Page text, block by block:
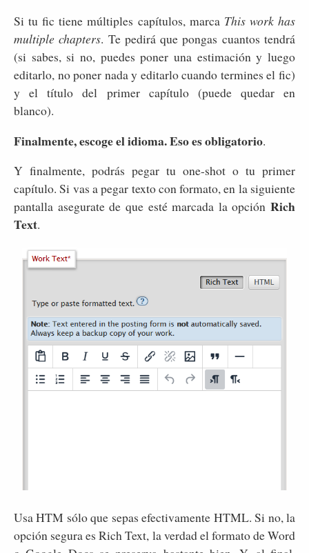
Si tu fic tiene múltiples capítulos, marca This work has
multiple chapters. Te pedirá que pongas cuantos tendrá
(si sabes, si no, puedes poner una estimación y luego
editarlo, no poner nada y editarlo cuando termines el fic)
y el título del primer capítulo (puede quedar en
blanco).
Finalmente, escoge el idioma. Eso es obligatorio.
Y finalmente, podrás pegar tu one-shot o tu primer
capítulo. Si vas a pegar texto con formato, en la siguiente
pantalla asegurate de que esté marcada la opción Rich
Text.
Usa HTM sólo que sepas efectivamente HTML. Si no, la
opción segura es Rich Text, la verdad el formato de Word